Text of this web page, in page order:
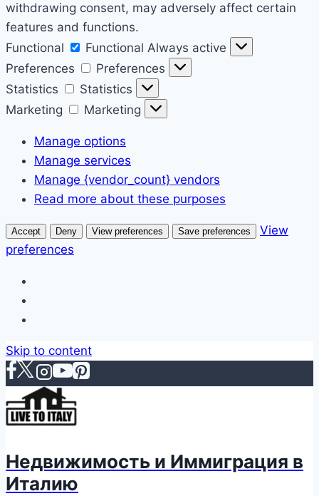
withdrawing consent, may adversely affect certain
features and functions.
Functional
Functional Always active
Preferences
Preferences
Statistics
Statistics
Marketing
Marketing
Manage options
Manage services
Manage {vendor_count} vendors
Read more about these purposes
Accept Deny View preferences Save preferences
View
preferences
Skip to content
Недвижимость и Иммиграция в
Италию